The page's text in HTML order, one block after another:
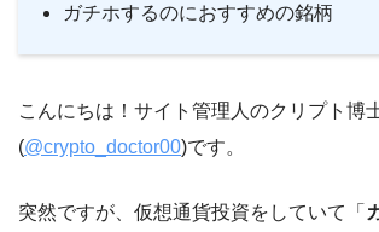
ガチホするのにおすすめの銘柄
こんにちは！サイト管理人のクリプト博
(@crypto_doctor00)です。
突然ですが、仮想通貨投資をしていて「